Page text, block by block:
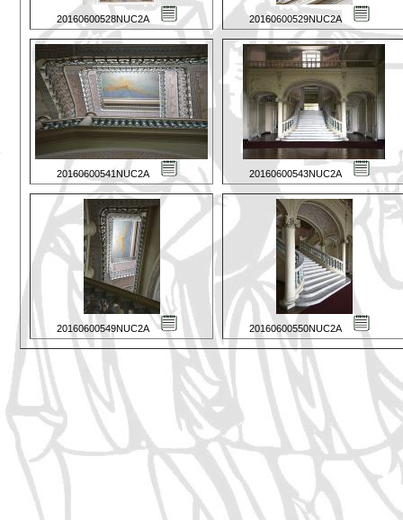
20160600528NUC2A 20160600529NUC2A
20160600541NUC2A 20160600543NUC2A
20160600549NUC2A 20160600550NUC2A